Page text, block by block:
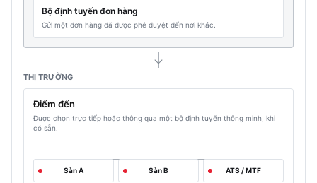
Bộ định tuyến đơn hàng
Gửi một đơn hàng đã được phê duyệt đến nơi khác.
THỊ TRƯỜNG
Điểm đến
Được chọn trực tiếp hoặc thông qua một bộ định tuyến thông minh, khi
có sẵn.
Sàn A Sàn B ATS / MTF